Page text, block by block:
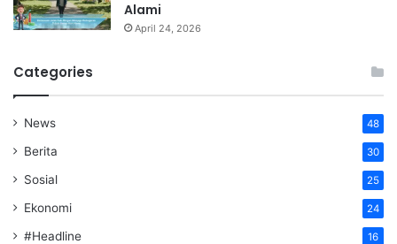
Alami
April 24, 2026
Categories
News 48
Berita 30
Sosial 25
Ekonomi 24
#Headline 16